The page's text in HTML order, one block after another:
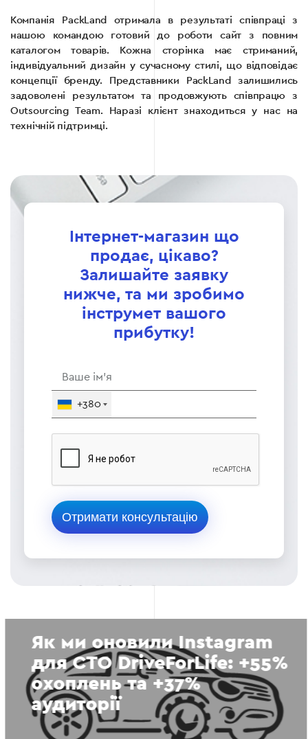
Компанія PackLand отримала в результаті співпраці з
нашою командою готовий до роботи сайт з повним
каталогом товарів. Кожна сторінка має стриманий,
індивідуальний дизайн у сучасному стилі, що відповідає
концепції бренду. Представники PackLand залишились
задоволені результатом та продовжують співпрацю з
Outsourcing Team. Наразі клієнт знаходиться у нас на
технічній підтримці.
Інтернет-магазин що
продає, цікаво?
Залишайте заявку
нижче, та ми зробимо
інструмет вашого
прибутку!
+380
Як ми оновили Instagram
для СТО DriveForLife: +55%
охоплень та +37%
аудиторії